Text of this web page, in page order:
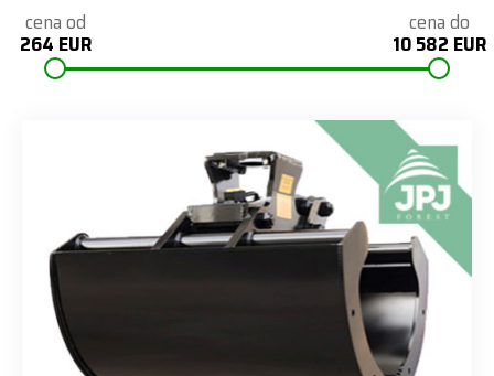
cena od
264 EUR
cena do
10 582 EUR